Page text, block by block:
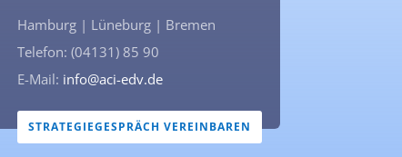
Hamburg | Lüneburg | Bremen
Telefon: (04131) 85 90
E-Mail: info@aci-edv.de
STRATEGIEGESPRÄCH VEREINBAREN